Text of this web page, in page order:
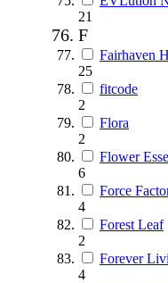
21
F
Fairhaven
25
fitcode
2
Flora
2
Flower
6
Force
4
Forest Leaf
2
Forever
4